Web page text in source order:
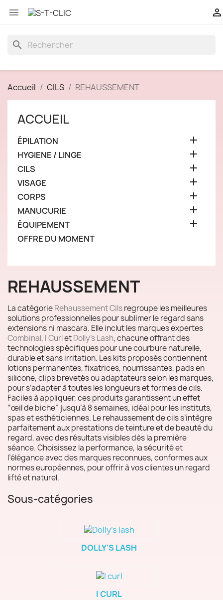
 
search
Accueil CILS REHAUSSEMENT
ACCUEIL
ÉPILATION 
HYGIENE / LINGE 
CILS 
VISAGE 
CORPS 
MANUCURIE 
ÉQUIPEMENT 
OFFRE DU MOMENT
REHAUSSEMENT
La catégorieRehaussement Cilsregroupe les meilleures
solutions professionnelles pour sublimer le regard sans
extensions ni mascara. Elle inclut les marques expertes
Combinal, I CurletDolly’s Lash, chacune offrant des
technologies spécifiques pour une courbure naturelle,
durable et sans irritation. Les kits proposés contiennent
lotions permanentes, fixatrices, nourrissantes, pads en
silicone, clips brevetés ou adaptateurs selon les marques,
pour s’adapter à toutes les longueurs et formes de cils.
Faciles à appliquer, ces produits garantissent un effet
“œil de biche” jusqu’à 8 semaines, idéal pour les instituts,
spas et esthéticiennes. Le rehaussement de cils s’intègre
parfaitement aux prestations de teinture et de beauté du
regard, avec des résultats visibles dès la première
séance. Choisissez la performance, la sécurité et
l’élégance avec des marques reconnues, conformes aux
normes européennes, pour offrir à vos clientes un regard
lifté et naturel.
Sous-catégories
DOLLY'S LASH
I CURL